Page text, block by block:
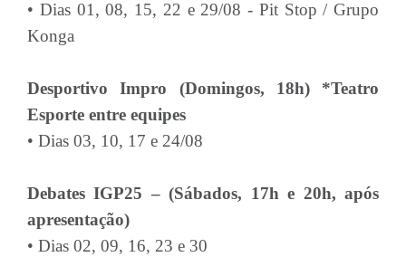
• Dias 01, 08, 15, 22 e 29/08 - Pit Stop / Grupo
Konga
Desportivo Impro (Domingos, 18h) *Teatro
Esporte entre equipes
• Dias 03, 10, 17 e 24/08
Debates IGP25 – (Sábados, 17h e 20h, após
apresentação)
• Dias 02, 09, 16, 23 e 30